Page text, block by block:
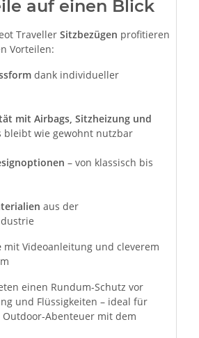
auf einen Blick
Traveller Sitzbezügen profitieren
Vorteilen:
dank individueller
mit Airbags, Sitzheizung und
bleibt wie gewohnt nutzbar
– von klassisch bis
aus der
mit Videoanleitung und cleverem
einen Rundum-Schutz vor
und Flüssigkeiten – ideal für
Abenteuer mit dem